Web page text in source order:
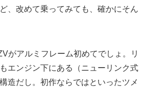
、改めて乗ってみても、確かにそん
がアルミフレーム初めてでしょ。リ
エンジン下にある（ニューリンク式
造だし。初作ならではといったツメ